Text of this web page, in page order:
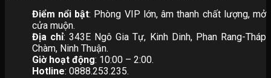
Điểm nổi bật: Phòng VIP lớn, âm thanh chất lượng, mở
cửa muộn.
Địa chỉ: 343E Ngô Gia Tự, Kinh Dinh, Phan Rang-Tháp
Chàm, Ninh Thuận.
Giờ hoạt động: 10:00 – 2:00.
Hotline: 0888.253.235.